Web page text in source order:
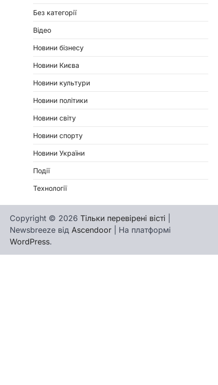
Без категорії
Відео
Новини бізнесу
Новини Києва
Новини культури
Новини політики
Новини світу
Новини спорту
Новини України
Події
Технології
Copyright © 2026 Тільки перевірені вісті
Newsbreeze від Ascendoor | На платформі
WordPress.